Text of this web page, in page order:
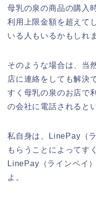
母乳の泉の商品の購入
利用上限金額を超えて
いる人もいるかもしれ
そのような場合は、当
店に連絡をしても解決
すく母乳の泉のお店で
の会社に電話されると
私自身は、LinePay（
もらうことによってす
LinePay（ラインペイ
よ。